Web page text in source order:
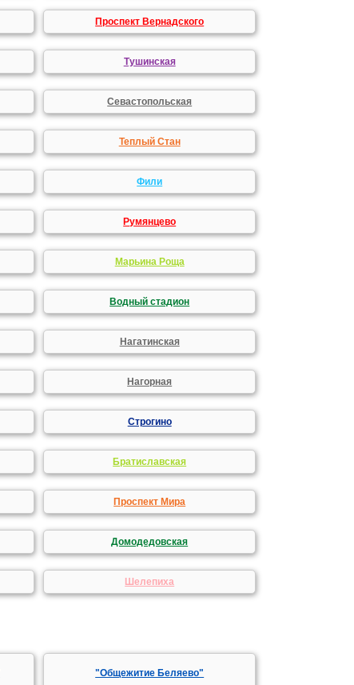
Проспект Вернадского
Тушинская
Севастопольская
Теплый Стан
Фили
Румянцево
Марьина Роща
Водный стадион
Нагатинская
Нагорная
Строгино
Братиславская
Проспект Мира
Домодедовская
Шелепиха
"Общежитие Беляево"